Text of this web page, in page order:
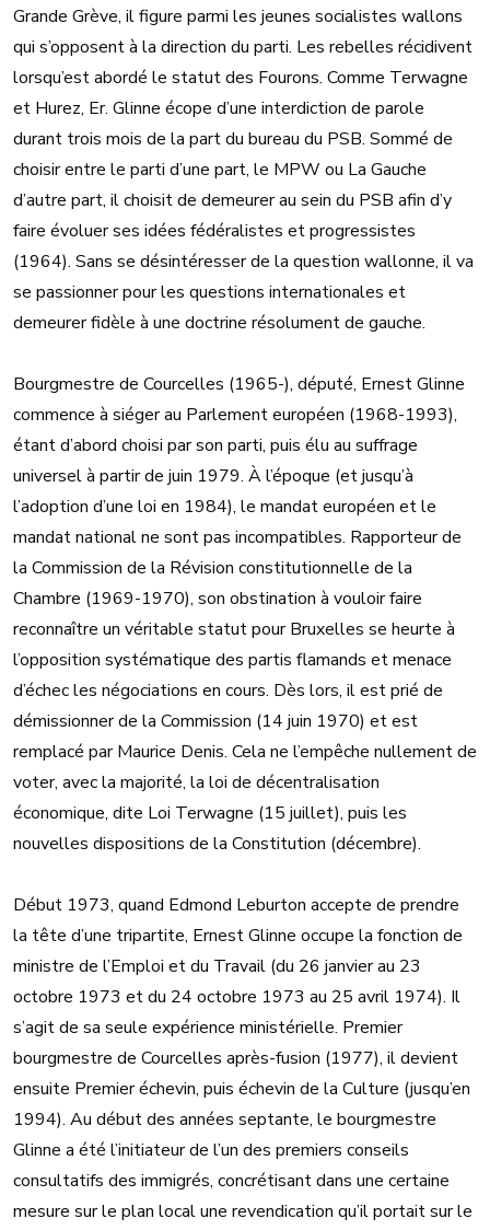
Grande Grève, il figure parmi les jeunes socialistes wallons
qui s’opposent à la direction du parti. Les rebelles récidivent
lorsqu’est abordé le statut des Fourons. Comme Terwagne
et Hurez, Er. Glinne écope d’une interdiction de parole
durant trois mois de la part du bureau du PSB. Sommé de
choisir entre le parti d’une part, le MPW ou La Gauche
d’autre part, il choisit de demeurer au sein du PSB afin d’y
faire évoluer ses idées fédéralistes et progressistes
(1964). Sans se désintéresser de la question wallonne, il va
se passionner pour les questions internationales et
demeurer fidèle à une doctrine résolument de gauche.
Bourgmestre de Courcelles (1965-), député, Ernest Glinne
commence à siéger au Parlement européen (1968-1993),
étant d’abord choisi par son parti, puis élu au suffrage
universel à partir de juin 1979. À l’époque (et jusqu’à
l’adoption d’une loi en 1984), le mandat européen et le
mandat national ne sont pas incompatibles. Rapporteur de
la Commission de la Révision constitutionnelle de la
Chambre (1969-1970), son obstination à vouloir faire
reconnaître un véritable statut pour Bruxelles se heurte à
l’opposition systématique des partis flamands et menace
d’échec les négociations en cours. Dès lors, il est prié de
démissionner de la Commission (14 juin 1970) et est
remplacé par Maurice Denis. Cela ne l’empêche nullement de
voter, avec la majorité, la loi de décentralisation
économique, dite Loi Terwagne (15 juillet), puis les
nouvelles dispositions de la Constitution (décembre).
Début 1973, quand Edmond Leburton accepte de prendre
la tête d’une tripartite, Ernest Glinne occupe la fonction de
ministre de l’Emploi et du Travail (du 26 janvier au 23
octobre 1973 et du 24 octobre 1973 au 25 avril 1974). Il
s’agit de sa seule expérience ministérielle. Premier
bourgmestre de Courcelles après-fusion (1977), il devient
ensuite Premier échevin, puis échevin de la Culture (jusqu’en
1994). Au début des années septante, le bourgmestre
Glinne a été l’initiateur de l’un des premiers conseils
consultatifs des immigrés, concrétisant dans une certaine
mesure sur le plan local une revendication qu’il portait sur le